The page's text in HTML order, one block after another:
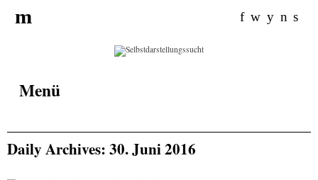
f w y n s
m
Menü
Daily Archives: 30. Juni 2016